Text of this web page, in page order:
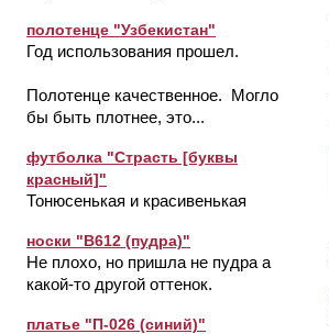
полотенце "Узбекистан"
Год использования прошел.
Полотенце качественное. Могло
бы быть плотнее, это...
футболка "Страсть [буквы
красный]"
Тонюсенькая и красивенькая
носки "В612 (пудра)"
Не плохо, но пришла не пудра а
какой-то другой оттенок.
платье "П-026 (синий)"